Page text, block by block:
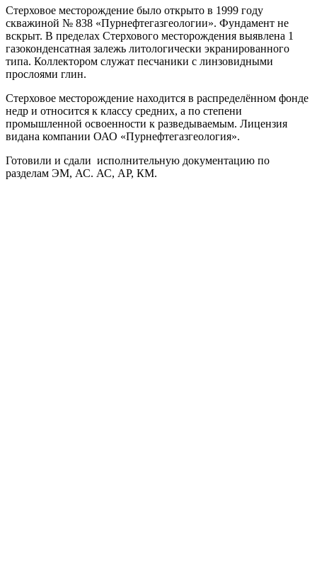
Стерховое месторождение было открыто в 1999 году
скважиной № 838 «Пурнефтегазгеологии». Фундамент не
вскрыт. В пределах Стерхового месторождения выявлена 1
газоконденсатная залежь литологически экранированного
типа. Коллектором служат песчаники с линзовидными
прослоями глин.
Стерховое месторождение находится в распределённом фонде
недр и относится к классу средних, а по степени
промышленной освоенности к разведываемым. Лицензия
видана компании ОАО «Пурнефтегазгеология».
Готовили и сдали исполнительную документацию по
разделам ЭМ, АС. АС, АР, КМ.